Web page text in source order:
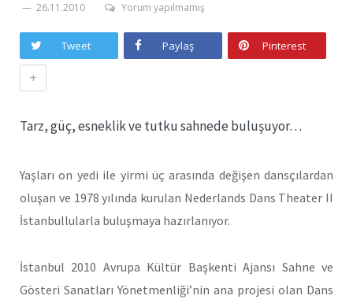
26.11.2010 Yorum yapılmamış
Tweet Paylaş Pinterest
+
Tarz, güç, esneklik ve tutku sahnede buluşuyor…
Yaşları on yedi ile yirmi üç arasında değişen dansçılardan
oluşan ve 1978 yılında kurulan Nederlands Dans Theater II
İstanbullularla buluşmaya hazırlanıyor.
İstanbul 2010 Avrupa Kültür Başkenti Ajansı Sahne ve
Gösteri Sanatları Yönetmenliği’nin ana projesi olan Dans